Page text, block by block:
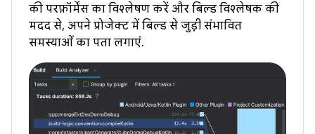
की परफ़ॉर्मेंस का विश्लेषण करें और बिल्ड विश्लेषक की
मदद से, अपने प्रोजेक्ट में बिल्ड से जुड़ी संभावित
समस्याओं का पता लगाएं.